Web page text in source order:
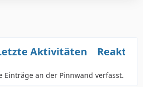
Aktivitäten
Einträge an der Pinnwand verfasst.